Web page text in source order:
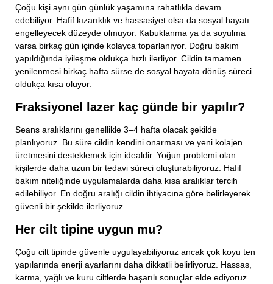
Çoğu kişi aynı gün günlük yaşamına rahatlıkla devam
edebiliyor. Hafif kızarıklık ve hassasiyet olsa da sosyal hayatı
engelleyecek düzeyde olmuyor. Kabuklanma ya da soyulma
varsa birkaç gün içinde kolayca toparlanıyor. Doğru bakım
yapıldığında iyileşme oldukça hızlı ilerliyor. Cildin tamamen
yenilenmesi birkaç hafta sürse de sosyal hayata dönüş süreci
oldukça kısa oluyor.
Fraksiyonel lazer kaç günde bir yapılır?
Seans aralıklarını genellikle 3–4 hafta olacak şekilde
planlıyoruz. Bu süre cildin kendini onarması ve yeni kolajen
üretmesini desteklemek için idealdir. Yoğun problemi olan
kişilerde daha uzun bir tedavi süreci oluşturabiliyoruz. Hafif
bakım niteliğinde uygulamalarda daha kısa aralıklar tercih
edilebiliyor. En doğru aralığı cildin ihtiyacına göre belirleyerek
güvenli bir şekilde ilerliyoruz.
Her cilt tipine uygun mu?
Çoğu cilt tipinde güvenle uygulayabiliyoruz ancak çok koyu ten
yapılarında enerji ayarlarını daha dikkatli belirliyoruz. Hassas,
karma, yağlı ve kuru ciltlerde başarılı sonuçlar elde ediyoruz.